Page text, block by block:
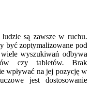
są zawsze w ruchu.
być zoptymalizowane pod
wyszukiwań odbywa
czy tabletów. Brak
wpływać na jej pozycję w
jest dostosowanie